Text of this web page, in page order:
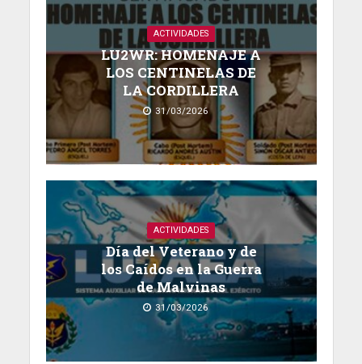
ACTIVIDADES
LU2WR: HOMENAJE A
LOS CENTINELAS DE
LA CORDILLERA
31/03/2026
ACTIVIDADES
Día del Veterano y de
los Caídos en la Guerra
de Malvinas
31/03/2026